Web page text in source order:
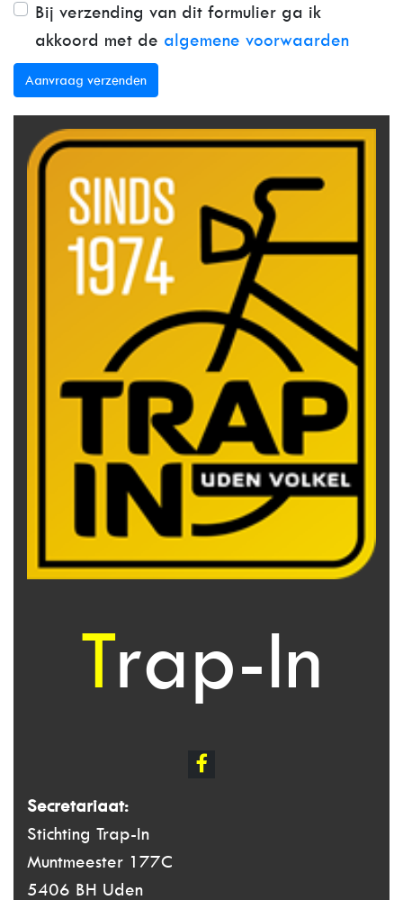
Bij verzending van dit formulier ga ik
akkoord met de algemene voorwaarden
Aanvraag verzenden
Trap-In
Secretariaat:
Stichting Trap-In
Muntmeester 177C
5406 BH Uden